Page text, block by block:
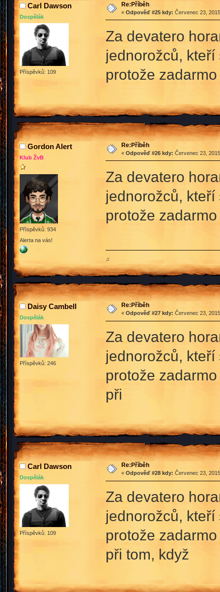
Carl Dawson
Dospělák
Příspěvků: 109
Re:Příběh
« Odpověď #25 kdy: Červenec 23,
Za devatero
jednorožců,
protože
Gordon Alert
Klub ŽvB
Příspěvků: 934
Alerta na vás!
Re:Příběh
« Odpověď #26 kdy: Červenec 23,
Za devatero
jednorožců,
protože
♫
Daisy Cambell
Dospělák
Příspěvků: 246
Re:Příběh
« Odpověď #27 kdy: Červenec 23,
Za devatero
jednorožců,
protože
při
Carl Dawson
Dospělák
Příspěvků: 109
Re:Příběh
« Odpověď #28 kdy: Červenec 23,
Za devatero
jednorožců,
protože
při tom, když